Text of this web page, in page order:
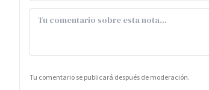
Tu comentario se publicará después de moderación.